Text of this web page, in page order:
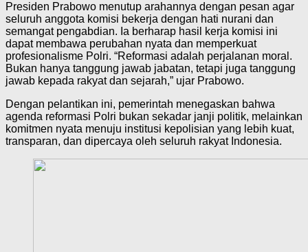
Presiden Prabowo menutup arahannya dengan pesan agar
seluruh anggota komisi bekerja dengan hati nurani dan
semangat pengabdian. Ia berharap hasil kerja komisi ini
dapat membawa perubahan nyata dan memperkuat
profesionalisme Polri. “Reformasi adalah perjalanan moral.
Bukan hanya tanggung jawab jabatan, tetapi juga tanggung
jawab kepada rakyat dan sejarah,” ujar Prabowo.
Dengan pelantikan ini, pemerintah menegaskan bahwa
agenda reformasi Polri bukan sekadar janji politik, melainkan
komitmen nyata menuju institusi kepolisian yang lebih kuat,
transparan, dan dipercaya oleh seluruh rakyat Indonesia.